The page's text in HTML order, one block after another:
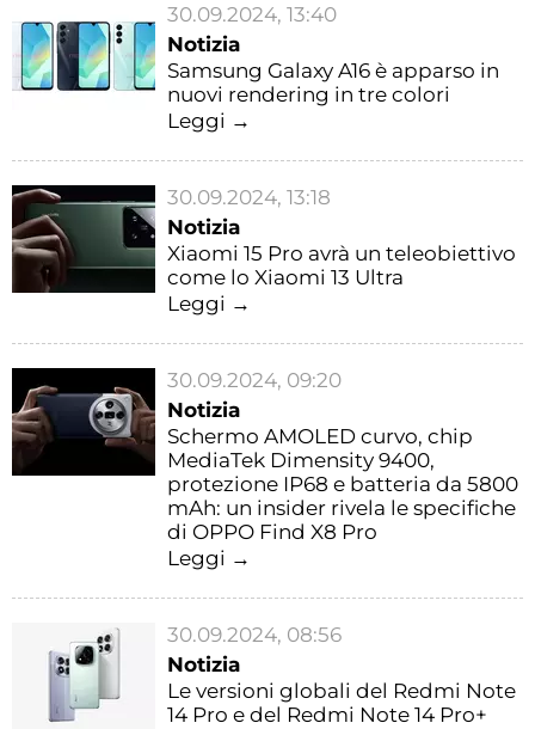
30.09.2024, 13:40
Notizia
Samsung Galaxy A16 è apparso in
nuovi rendering in tre colori
Leggi →
30.09.2024, 13:18
Notizia
Xiaomi 15 Pro avrà un teleobiettivo
come lo Xiaomi 13 Ultra
Leggi →
30.09.2024, 09:20
Notizia
Schermo AMOLED curvo, chip
MediaTek Dimensity 9400,
protezione IP68 e batteria da 5800
mAh: un insider rivela le specifiche
di OPPO Find X8 Pro
Leggi →
30.09.2024, 08:56
Notizia
Le versioni globali del Redmi Note
14 Pro e del Redmi Note 14 Pro+